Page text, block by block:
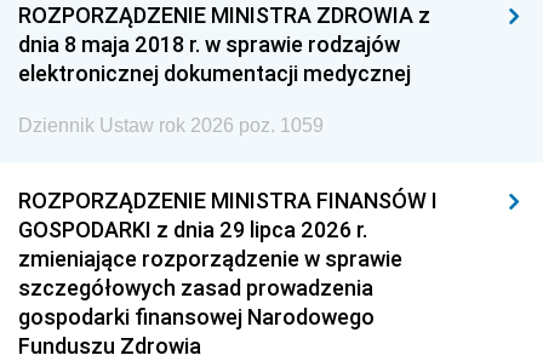
ROZPORZĄDZENIE MINISTRA ZDROWIA z
dnia 8 maja 2018 r. w sprawie rodzajów
elektronicznej dokumentacji medycznej
Dziennik Ustaw rok 2026 poz. 1059
ROZPORZĄDZENIE MINISTRA FINANSÓW I
GOSPODARKI z dnia 29 lipca 2026 r.
zmieniające rozporządzenie w sprawie
szczegółowych zasad prowadzenia
gospodarki finansowej Narodowego
Funduszu Zdrowia